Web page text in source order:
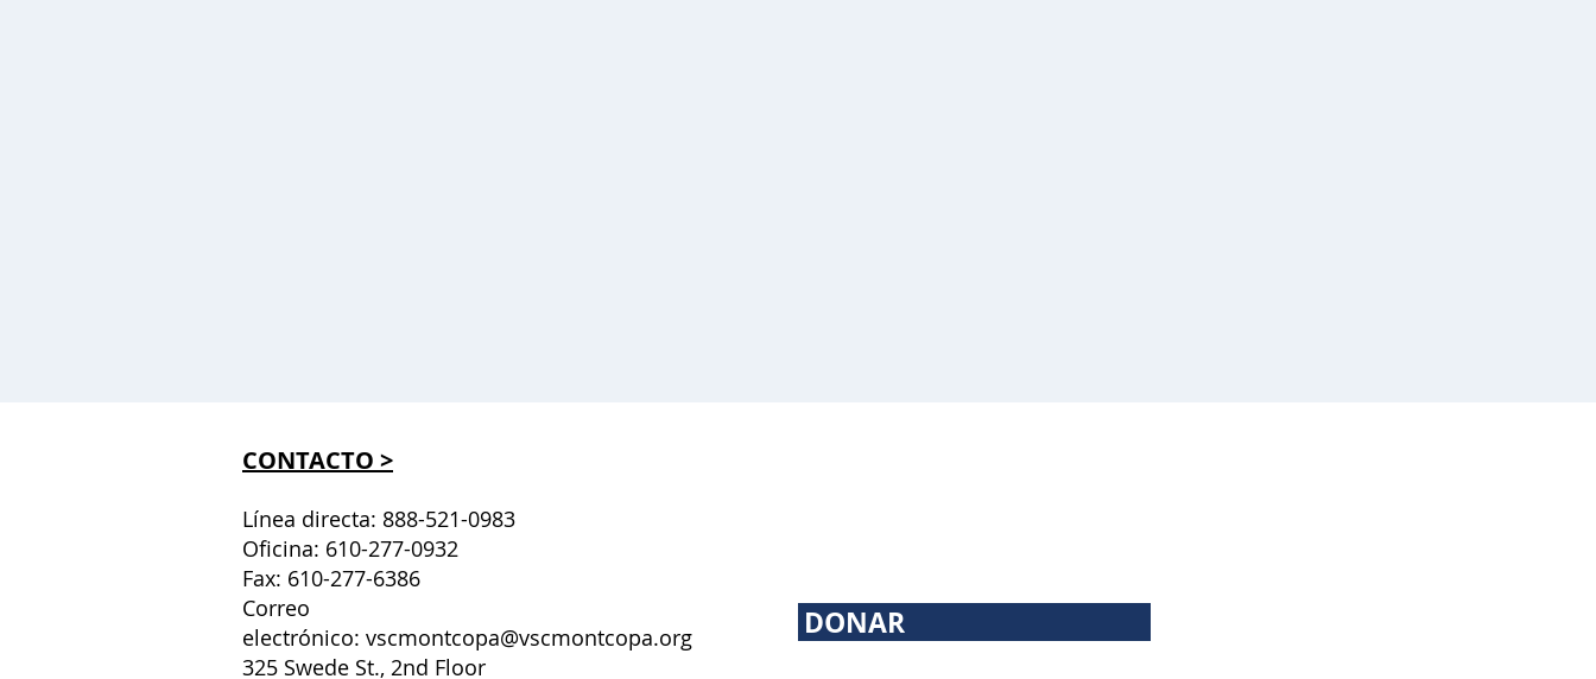
CONTACTO >
Línea directa: 888-521-0983
Oficina: 610-277-0932
Fax: 610-277-6386
Correo
electrónico: vscmontcopa@vscmontcopa.org
325 Swede St., 2nd Floor
DONAR